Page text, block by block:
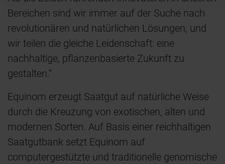
Bereichen sind wir immer auf der Suche nach
revolutionären und natürlichen Lösungen, und
wir teilen die gleiche Leidenschaft: eine
nachhaltige, pflanzenbasierte Zukunft zu
gestalten.“
Equinom erzeugt Saatgut auf natürliche Weise
durch die Kreuzung von exotischen, alten und
modernen Sorten. Auf Basis einer reichhaltigen
Saatgutbank setzt Equinom auf
computergestützte und traditionelle genomische